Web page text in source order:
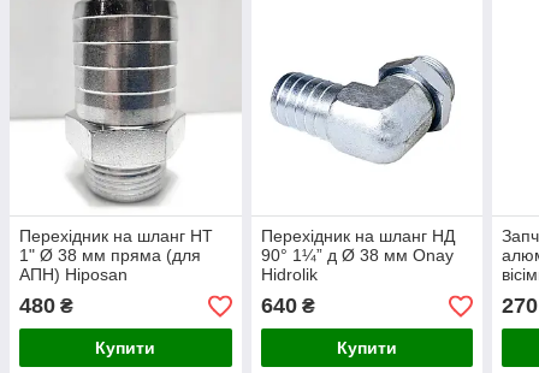
Перехідник на шланг НТ
1" Ø 38 мм пряма (для
АПН) Hiposan
480 ₴
Купити
Перехідник на шланг НД
90° 1¼” д Ø 38 мм Onay
Hidrolik
640₴
Купити
270